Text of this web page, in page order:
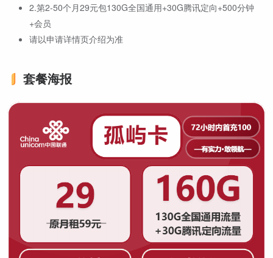
2.第2-50个月29元包130G全国通用+30G腾讯定向+500分钟
+会员
请以申请详情页介绍为准
套餐海报